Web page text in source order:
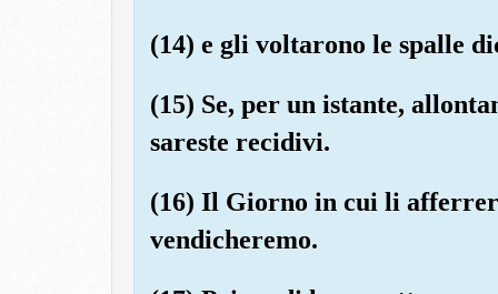
(14) e gli voltarono le spalle
(15) Se, per un istante,
sareste recidivi.
(16) Il Giorno in cui li
vendicheremo.